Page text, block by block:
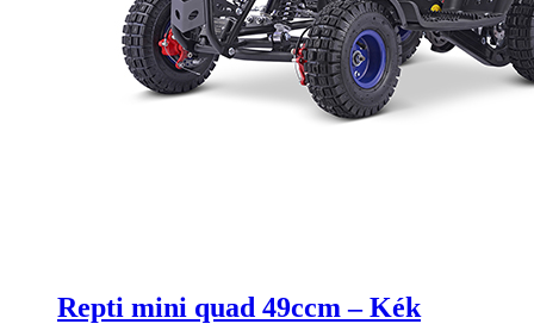
Repti mini quad 49ccm – Kék